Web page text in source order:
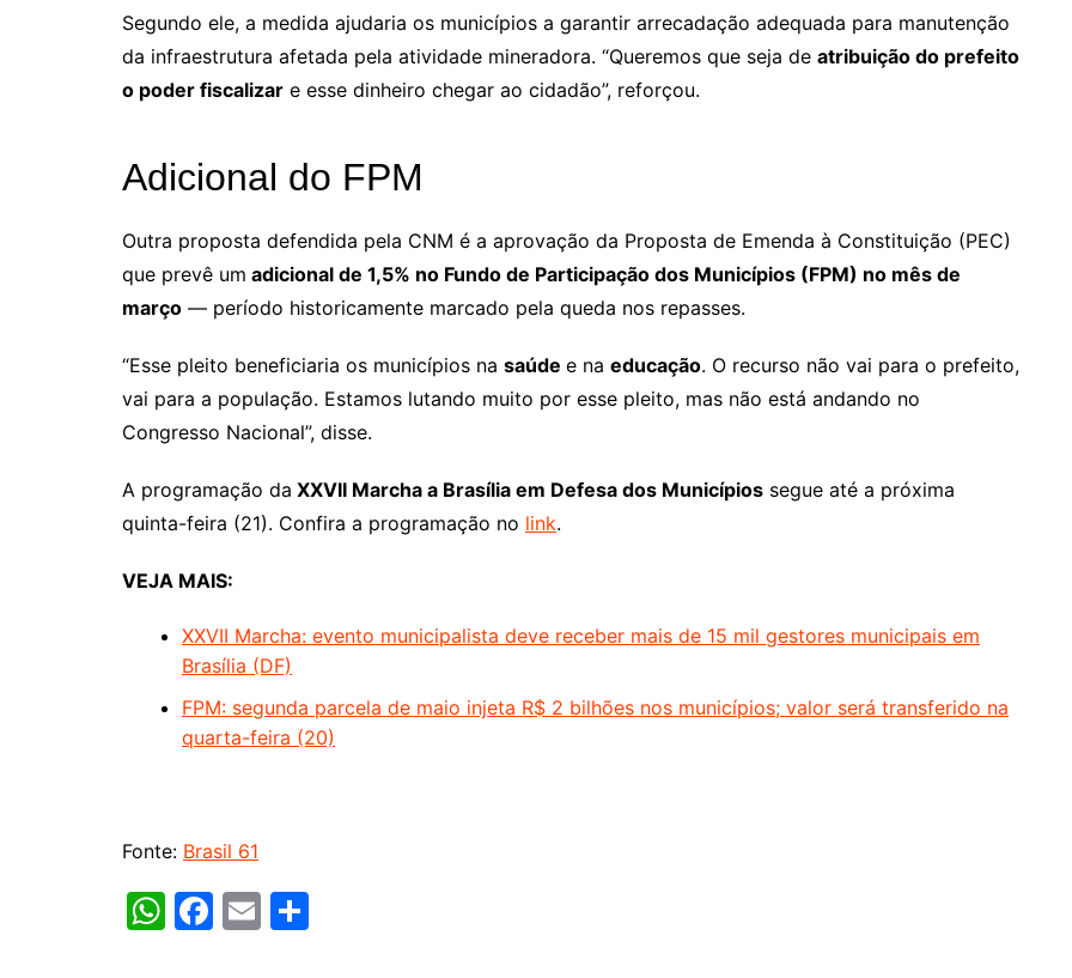
Segundo ele, a medida ajudaria os municípios a garantir arrecadação adequada para manutenção
da infraestrutura afetada pela atividade mineradora. “Queremos que seja de atribuição do prefeito
o poder fiscalizar e esse dinheiro chegar ao cidadão”, reforçou.
Adicional do FPM
Outra proposta defendida pela CNM é a aprovação da Proposta de Emenda à Constituição (PEC)
que prevê um adicional de 1,5% no Fundo de Participação dos Municípios (FPM) no mês de
março — período historicamente marcado pela queda nos repasses.
“Esse pleito beneficiaria os municípios na saúde e na educação. O recurso não vai para o prefeito,
vai para a população. Estamos lutando muito por esse pleito, mas não está andando no
Congresso Nacional”, disse.
A programação da XXVII Marcha a Brasília em Defesa dos Municípios segue até a próxima
quinta-feira (21). Confira a programação no link.
VEJA MAIS:
XXVII Marcha: evento municipalista deve receber mais de 15 mil gestores municipais em
Brasília (DF)
FPM: segunda parcela de maio injeta R$ 2 bilhões nos municípios; valor será transferido na
quarta-feira (20)
Fonte: Brasil 61
W F
E